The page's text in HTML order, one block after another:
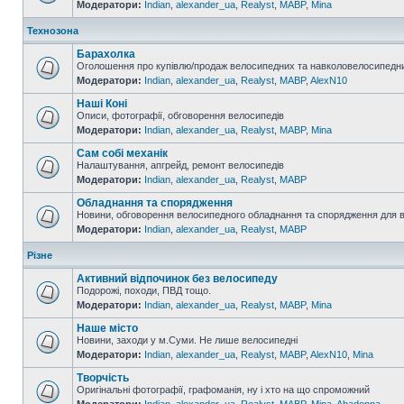
Модератори: Indian alexander_ua Realyst MABP, Mina
Технозона
Барахолка
Оголошення про купівлю/продаж велосипедних та
Модератори: Indian alexander_ua Realyst MABP, AlexN10
Наші Коні
Описи, фотографії, обговорення велосипедів
Модератори: Indian alexander_ua Realyst MABP, Mina
Сам собі механік
Налаштування, апгрейд, ремонт велосипедів
Модератори: Indian alexander_ua Realyst MABP
Обладнання та спорядження
Новини, обговорення велосипедного обладнання та спорядження для
Модератори: Indian alexander_ua Realyst MABP
Різне
Активний відпочинок без велосипеду
Подорожі, походи, ПВД тощо.
Модератори: Indian alexander_ua Realyst MABP, Mina
Наше місто
Новини, заходи у м.Суми. Не лише велосипедні
Модератори: Indian alexander_ua Realyst MABP, AlexN10 Mina
Творчість
Оригінальні фотографії, графоманія, ну і хто на що спроможний